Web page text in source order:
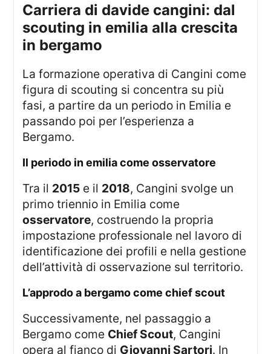
carriera di davide cangini: dal
scouting in emilia alla crescita
in bergamo
La formazione operativa di Cangini come
figura di scouting si concentra su più
fasi, a partire da un periodo in Emilia e
passando poi per l’esperienza a
Bergamo.
il periodo in emilia come osservatore
Tra il 2015 e il 2018, Cangini svolge un
primo triennio in Emilia come
osservatore, costruendo la propria
impostazione professionale nel lavoro di
identificazione dei profili e nella gestione
dell’attività di osservazione sul territorio.
l’approdo a bergamo come chief scout
Successivamente, nel passaggio a
Bergamo come Chief Scout, Cangini
opera al fianco di Giovanni Sartori. In